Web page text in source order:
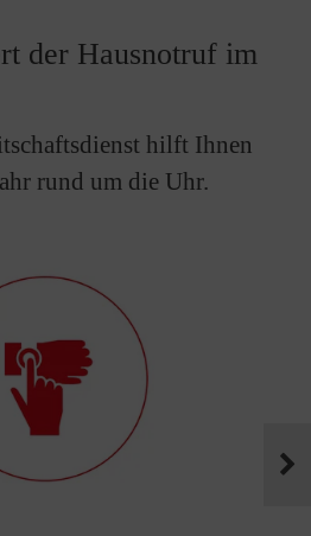
der Hausnotruf im
hilft Ihnen
rund um die Uhr.